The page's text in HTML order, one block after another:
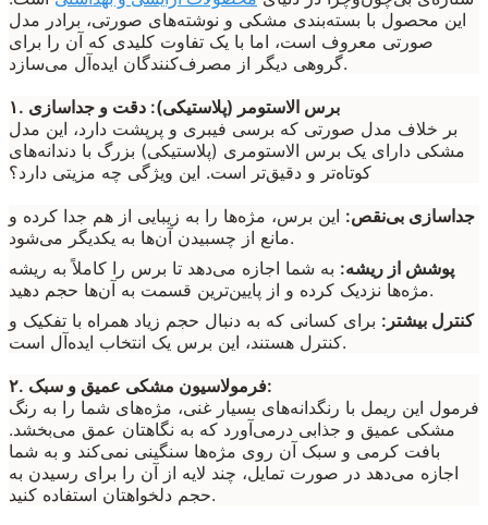
این محصول با بسته‌بندی مشکی و نوشته‌های صورتی، برادر مدل
صورتی معروف است، اما با یک تفاوت کلیدی که آن را برای
گروهی دیگر از مصرف‌کنندگان ایده‌آل می‌سازد.
۱. برس الاستومر (پلاستیکی): دقت و جداسازی
بر خلاف مدل صورتی که برسی فیبری و پرپشت دارد، این مدل
مشکی دارای یک برس الاستومری (پلاستیکی) بزرگ با دندانه‌های
کوتاه‌تر و دقیق‌تر است. این ویژگی چه مزیتی دارد؟
جداسازی بی‌نقص: این برس، مژه‌ها را به زیبایی از هم جدا کرده و
مانع از چسبیدن آن‌ها به یکدیگر می‌شود.
پوشش از ریشه: به شما اجازه می‌دهد تا برس را کاملاً به ریشه
مژه‌ها نزدیک کرده و از پایین‌ترین قسمت به آن‌ها حجم دهید.
کنترل بیشتر: برای کسانی که به دنبال حجم زیاد همراه با تفکیک و
کنترل هستند، این برس یک انتخاب ایده‌آل است.
۲. فرمولاسیون مشکی عمیق و سبک:
فرمول این ریمل با رنگدانه‌های بسیار غنی، مژه‌های شما را به رنگ
مشکی عمیق و جذابی درمی‌آورد که به نگاهتان عمق می‌بخشد.
بافت کرمی و سبک آن روی مژه‌ها سنگینی نمی‌کند و به شما
اجازه می‌دهد در صورت تمایل، چند لایه از آن را برای رسیدن به
حجم دلخواهتان استفاده کنید.